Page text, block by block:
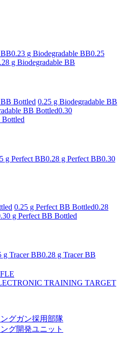
0.23 g Biodegradable BB0.25
g Biodegradable BB
Bottled 0.25 g Biodegradable BB
BB Bottled0.30
Bottled
g Perfect BB0.28 g Perfect BB0.30
0.25 g Perfect BB Bottled0.28
g Perfect BB Bottled
g Tracer BB0.28 g Tracer BB
TRAINING TARGET
グガン採用部隊
グ開発ユニット